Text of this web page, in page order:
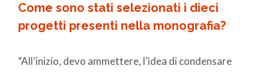
Come sono stati selezionati i dieci
progetti presenti nella monografia?
“All’inizio, devo ammettere, l’idea di condensare